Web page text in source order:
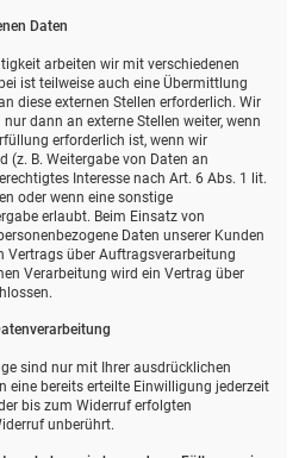
Daten
arbeiten wir mit verschiedenen
ist teilweise auch eine Übermittlung
diese externen Stellen erforderlich. Wir
dann an externe Stellen weiter, wenn
erforderlich ist, wenn wir
(z. B. Weitergabe von Daten an
Interesse nach Art. 6 Abs. 1 lit.
oder wenn eine sonstige
erlaubt. Beim Einsatz von
Daten unserer Kunden
Vertrags über Auftragsverarbeitung
Verarbeitung wird ein Vertrag über
sind nur mit Ihrer ausdrücklichen
eine bereits erteilte Einwilligung jederzeit
bis zum Widerruf erfolgten
unberührt.